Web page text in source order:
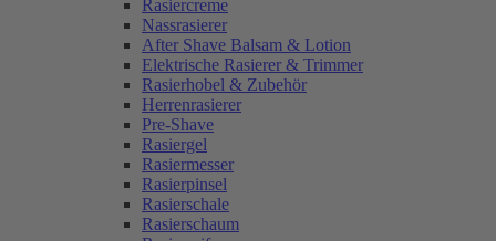
Rasiercreme
Nassrasierer
After Shave Balsam & Lotion
Elektrische Rasierer & Trimmer
Rasierhobel & Zubehör
Herrenrasierer
Pre-Shave
Rasiergel
Rasiermesser
Rasierpinsel
Rasierschale
Rasierschaum